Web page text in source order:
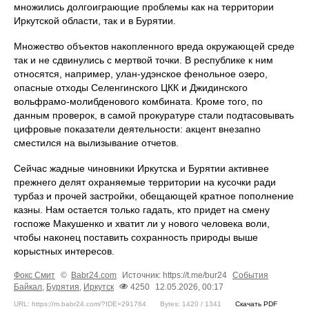
множились долгоиграющие проблемы как на территории
Иркутской области, так и в Бурятии.
Множество объектов накопленного вреда окружающей среде
так и не сдвинулись с мертвой точки. В республике к ним
относятся, например, улан-удэнское фенольное озеро,
опасные отходы Селенгинского ЦКК и Джидинского
вольфрамо‑молибденового комбината. Кроме того, по
данным проверок, в самой прокуратуре стали подтасовывать
цифровые показатели деятельности: акцент внезапно
сместился на вылизывание отчетов.
Сейчас жадные чиновники Иркутска и Бурятии активнее
прежнего делят охраняемые территории на кусочки ради
турбаз и прочей застройки, обещающей кратное пополнение
казны. Нам остается только гадать, кто придет на смену
госпоже Макушенко и хватит ли у нового человека воли,
чтобы наконец поставить сохранность природы выше
корыстных интересов.
Фокс Смит © Babr24.com Источник: https://t.me/bur24 События
Байкал Бурятия Иркутск 4250 12.05.2026, 00:17
URL: https://m.babr24.com/?IDE=291764 Bytes: 1420 / 1341 Скачать PDF